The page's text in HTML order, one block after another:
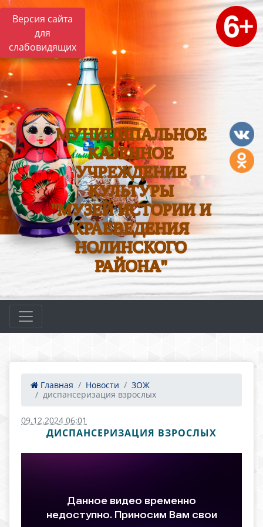
Версия сайта
для
слабовидящих
МУНИЦИПАЛЬНОЕ
КАЗЕННОЕ
УЧРЕЖДЕНИЕ
КУЛЬТУРЫ
"МУЗЕЙ ИСТОРИИ И
КРАЕВЕДЕНИЯ
НОЛИНСКОГО
РАЙОНА"
Главная Новости
ЗОЖ
диспансеризация взрослых
09.12.2024 06:01
ДИСПАНСЕРИЗАЦИЯ ВЗРОСЛЫХ